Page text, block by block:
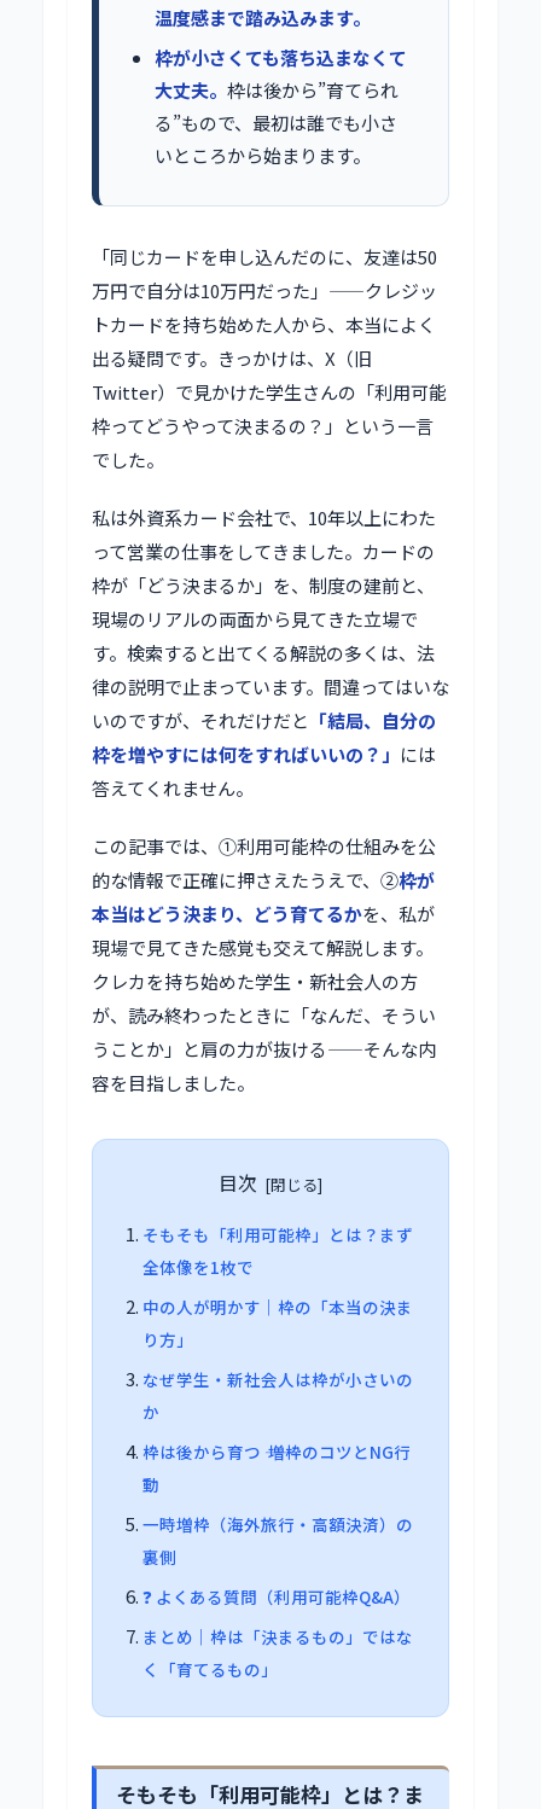
温度感まで踏み込みます。
枠が小さくても落ち込まなくて
大丈夫。枠は後から”育てられ
る”もので、最初は誰でも小さ
いところから始まります。
「同じカードを申し込んだのに、友達は50
万円で自分は10万円だった」——クレジッ
トカードを持ち始めた人から、本当によく
出る疑問です。きっかけは、X（旧
Twitter）で見かけた学生さんの「利用可能
枠ってどうやって決まるの？」という一言
でした。
私は外資系カード会社で、10年以上にわた
って営業の仕事をしてきました。カードの
枠が「どう決まるか」を、制度の建前と、
現場のリアルの両面から見てきた立場で
す。検索すると出てくる解説の多くは、法
律の説明で止まっています。間違ってはいな
いのですが、それだけだと 「結局、自分の
枠を増やすには何をすればいいの？」 には
答えてくれません。
この記事では、①利用可能枠の仕組みを公
的な情報で正確に押さえたうえで、②枠が
本当はどう決まり、どう育てるかを、私が
現場で見てきた感覚も交えて解説します。
クレカを持ち始めた学生・新社会人の方
が、読み終わったときに「なんだ、そうい
うことか」と肩の力が抜ける——そんな内
容を目指しました。
目次
そもそも「利用可能枠」とは？まず
全体像を1枚で
中の人が明かす｜枠の「本当の決ま
り方」
なぜ学生・新社会人は枠が小さいの
か
枠は後から育つ ―― 増枠のコツとNG行
動
一時増枠（海外旅行・高額決済）の
裏側
❓ よくある質問（利用可能枠Q&A）
まとめ｜枠は「決まるもの」ではな
く「育てるもの」
そもそも「利用可能枠」とは？ま